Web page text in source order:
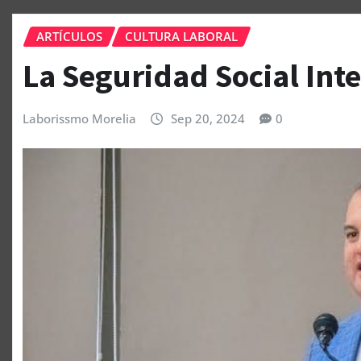
ARTÍCULOS CULTURA LABORAL
La Seguridad Social
Laborissmo Morelia Sep 20, 2024 0